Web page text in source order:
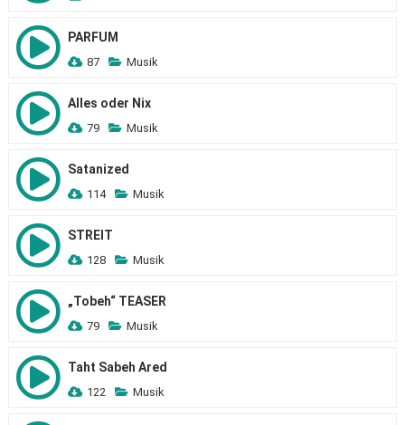
PARFUM
87 Musik
Alles oder Nix
79 Musik
Satanized
114 Musik
STREIT
128 Musik
„Tobeh“ TEASER
79 Musik
Taht Sabeh Ared
122 Musik